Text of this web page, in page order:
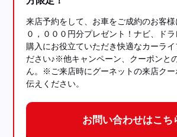
来店予約をして、お車をご成約のお客様
０，０００円分プレゼント！ナビ、ド
購入にお役立ていただき快適なカーライ
ださい♪※他キャンペーン、クーポンと
ん。※ご来店時にグーネットの来店クー
伝えください。
お問い合わせはこち